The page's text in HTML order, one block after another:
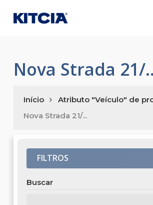
main
Nova Strada 21/
Início
Atributo "Veículo" de
Nova Strada 21/...
FILTROS
Buscar